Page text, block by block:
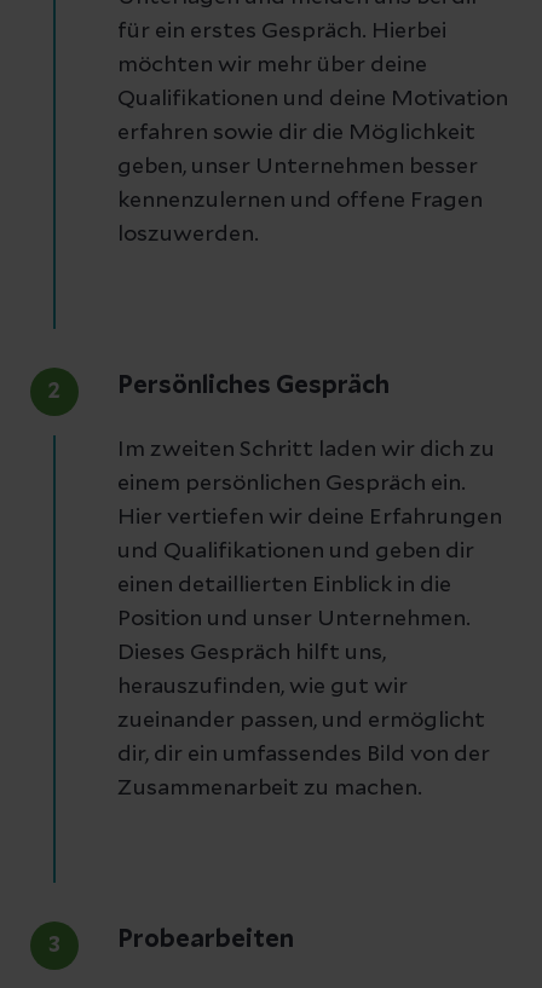
für ein erstes Gespräch. Hierbei
möchten wir mehr über deine
Qualifikationen und deine Motivation
erfahren sowie dir die Möglichkeit
geben, unser Unternehmen besser
kennenzulernen und offene Fragen
loszuwerden.
2 Persönliches Gespräch
Im zweiten Schritt laden wir dich zu
einem persönlichen Gespräch ein.
Hier vertiefen wir deine Erfahrungen
und Qualifikationen und geben dir
einen detaillierten Einblick in die
Position und unser Unternehmen.
Dieses Gespräch hilft uns,
herauszufinden, wie gut wir
zueinander passen, und ermöglicht
dir, dir ein umfassendes Bild von der
Zusammenarbeit zu machen.
3 Probearbeiten